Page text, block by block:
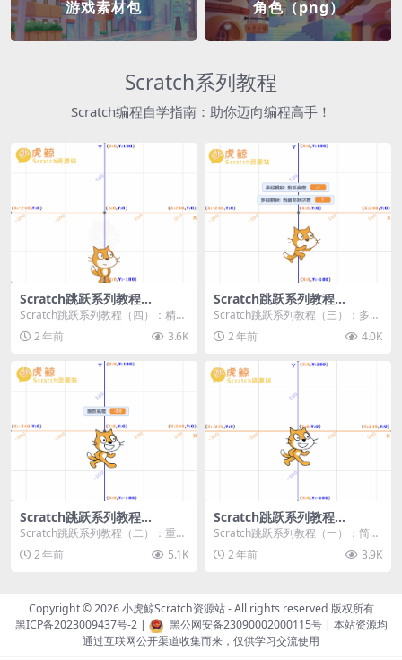
游戏素材包 角色（png）
Scratch系列教程
Scratch编程自学指南：助你迈向编程高手！
Scratch跳跃系列教程
（四）：精准着陆
Scratch跳跃系列教程（四）：精准
着陆 作者：小虎鲸Scratch资源站
... 2 年前 3.6K
Scratch跳跃系列教程
（三）：多段跳跃
Scratch跳跃系列教程（三）：多段
跳跃 作者：小虎鲸Scratch资源站
连...2 年前 4.0K
Scratch跳跃系列教程
（二）：重力跳跃
Scratch跳跃系列教程（二）：重力
跳跃 作者：小虎鲸Scratch资源站
按...2 年前 5.1K
Scratch跳跃系列教程
（一）：简单跳跃
Scratch跳跃系列教程（一）：简单
跳跃 作者：小虎鲸Scratch资源站
按...2 年前 3.9K
Copyright © 2026小虎鲸Scratch资源站- All rights reserved 版权所有
黑ICP备2023009437号-2| 黑公网安备23090002000115号| 本站资源均
通过互联网公开渠道收集而来，仅供学习交流使用